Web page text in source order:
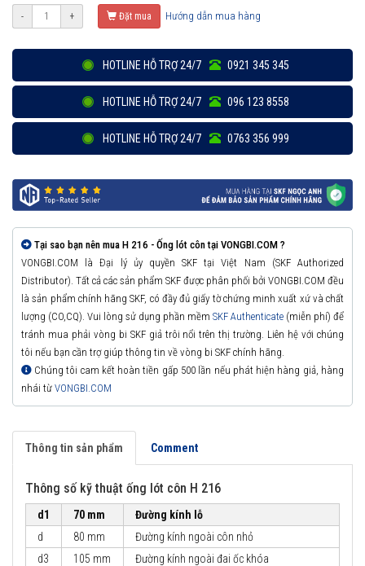
- + Đặt mua Hướng dẫn mua hàng
HOTLINE HỖ TRỢ 24/7 0921 345 345
HOTLINE HỖ TRỢ 24/7 096 123 8558
HOTLINE HỖ TRỢ 24/7 0763 356 999
Tại sao bạn nên mua H 216 - Ống lót côn tại VONGBI.COM ?
VONGBI.COM là Đại lý ủy quyền SKF tại Việt Nam (SKF Authorized
Distributor). Tất cả các sản phẩm SKF được phân phối bởi VONGBI.COM đều
là sản phẩm chính hãng SKF, có đầy đủ giấy tờ chứng minh xuất xứ và chất
lượng (CO,CQ). Vui lòng sử dụng phần mềm SKF Authenticate (miễn phí) để
tránh mua phải vòng bi SKF giả trôi nổi trên thị trường. Liên hệ với chúng
tôi nếu bạn cần trợ giúp thông tin về vòng bi SKF chính hãng.
Chúng tôi cam kết hoàn tiền gấp 500 lần nếu phát hiện hàng giả, hàng
nhái từ VONGBI.COM
Thông tin sản phẩm Comment
Thông số kỹ thuật ống lót côn H 216
d1 70 mm
Đường kính lỗ
d
80 mm
Đường kính ngoài côn nhỏ
d3
105 mm
Đường kính ngoài đai ốc khóa